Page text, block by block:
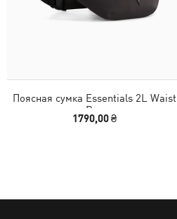
Поясная сумка Essentials 2L Waist
Bag
1790,00 ₴